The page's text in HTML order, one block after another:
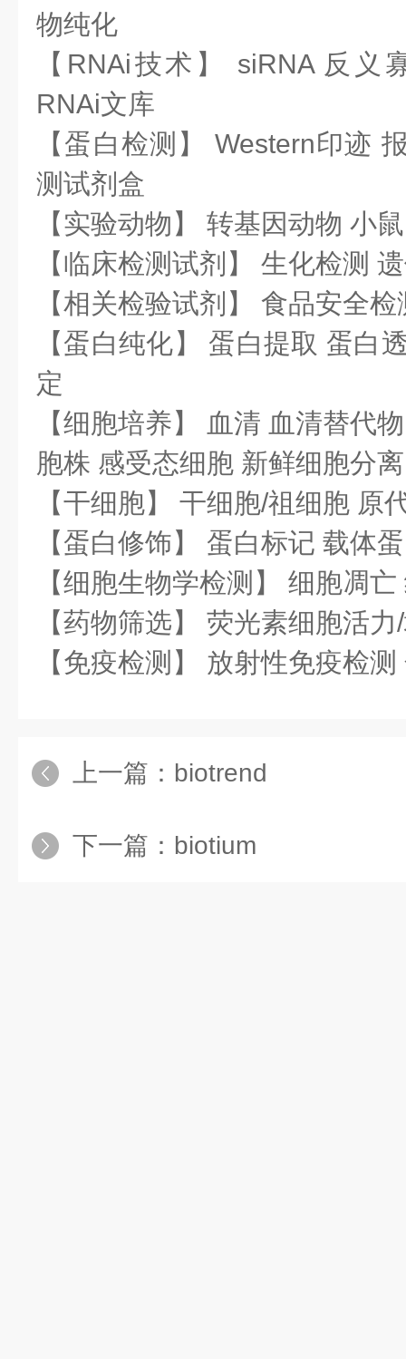
物纯化
【RNAi技术】 siRNA 反义
RNAi文库
【蛋白检测】 Western印迹
测试剂盒
【实验动物】 转基因动物 小
【临床检测试剂】 生化检测
【相关检验试剂】 食品安全
【蛋白纯化】 蛋白提取 蛋白
定
【细胞培养】 血清 血清替代
胞株 感受态细胞 新鲜细胞分离
【干细胞】 干细胞/祖细胞 原
【蛋白修饰】 蛋白标记 载体
【细胞生物学检测】 细胞凋
【药物筛选】 荧光素细胞活
【免疫检测】 放射性免疫检
上一篇： biotrend
下一篇： biotium